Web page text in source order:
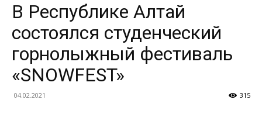
В Республике Алтай
состоялся студенческий
горнолыжный фестиваль
«SNOWFEST»
04.02.2021 315